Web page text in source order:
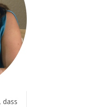
dass